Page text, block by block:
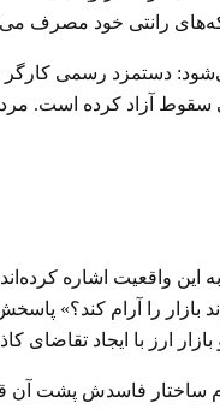
رانتی خود مصرف
نشان می‌دهد که مزد واقعی سقوط
واقعیت اشاره
بازار را آرام کند؟»
با ایجاد تقاضای کاذب
ساختار فاسدش پشت آن